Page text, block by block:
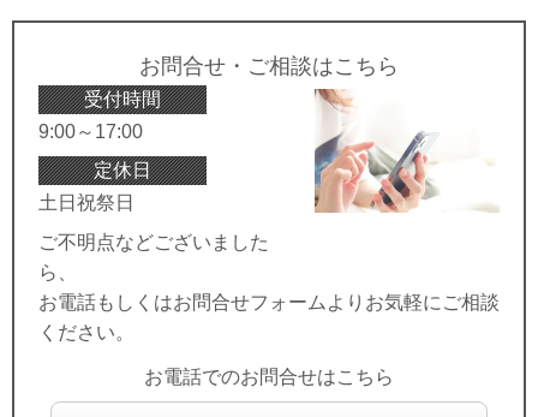
お問合せ・ご相談はこちら
受付時間
9:00～17:00
定休日
土日祝祭日
ご不明点などございました
ら、
お電話もしくはお問合せフォームよりお気軽にご相談
ください。
お電話でのお問合せはこちら